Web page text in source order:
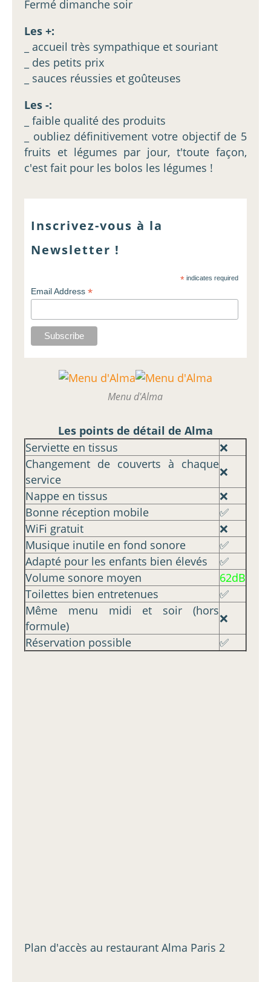
Fermé dimanche soir
Les +:
_ accueil très sympathique et souriant
_ des petits prix
_ sauces réussies et goûteuses
Les -:
_ faible qualité des produits
_ oubliez définitivement votre objectif de 5
fruits et légumes par jour, t'toute façon,
c'est fait pour les bolos les légumes !
Inscrivez-vous à la
Newsletter !
*indicates required
Email Address*
Menu d'Alma
Les points de détail de Alma
Serviette en tissus
❌
Changement de couverts à chaque
service
❌
Nappe en tissus
❌
Bonne réception mobile
✅
WiFi gratuit
❌
Musique inutile en fond sonore
✅
Adapté pour les enfants bien élevés
✅
Volume sonore moyen
62dB
Toilettes bien entretenues
✅
Même menu midi et soir (hors
formule)
❌
Réservation possible
✅
Plan d'accès au restaurant Alma Paris 2